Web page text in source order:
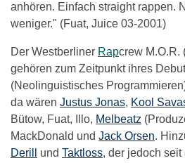
anhören. Einfach straight rappen.
weniger." (Fuat, Juice 03-2001)
Der Westberliner Rapcrew M.O.R.
gehören zum Zeitpunkt ihres
(Neolinguistisches
da wären Justus Jonas, Kool
Bütow, Fuat, Illo, Melbeatz
MackDonald und Jack Orsen.
Derill
und Taktloss, der jedoch